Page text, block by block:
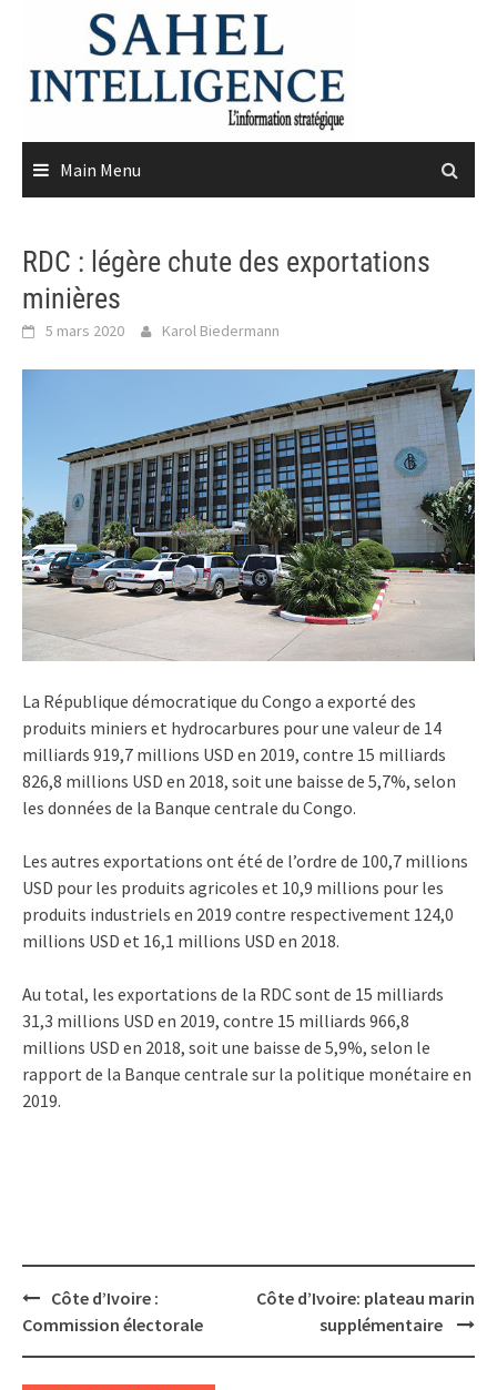
content
Main Menu
RDC : légère chute des exportations
minières
5 mars 2020 Karol Biedermann
La République démocratique du Congo a exporté des
produits miniers et hydrocarbures pour une valeur de 14
milliards 919,7 millions USD en 2019, contre 15 milliards
826,8 millions USD en 2018, soit une baisse de 5,7%, selon
les données de la Banque centrale du Congo.
Les autres exportations ont été de l’ordre de 100,7 millions
USD pour les produits agricoles et 10,9 millions pour les
produits industriels en 2019 contre respectivement 124,0
millions USD et 16,1 millions USD en 2018.
Au total, les exportations de la RDC sont de 15 milliards
31,3 millions USD en 2019, contre 15 milliards 966,8
millions USD en 2018, soit une baisse de 5,9%, selon le
rapport de la Banque centrale sur la politique monétaire en
2019.
Post
navigation
Côte d’Ivoire :
Commission électorale
Côte d’Ivoire: plateau marin
supplémentaire